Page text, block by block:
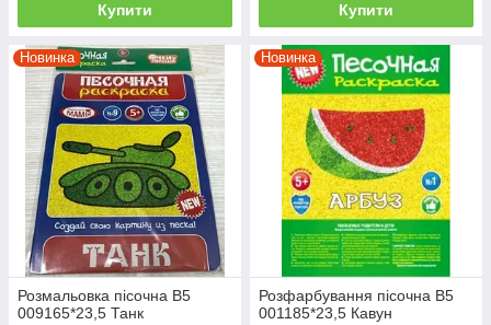
Купити Купити
Новинка
Розмальовка пісочна В5
009165*23,5 Танк
Новинка
Розфарбування пісочна В5
001185*23,5 Кавун